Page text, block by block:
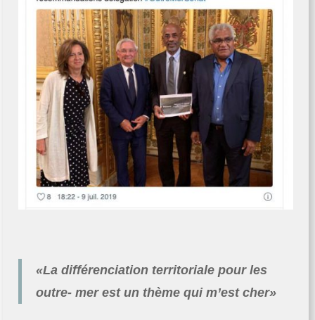
«La différenciation territoriale pour les
outre- mer est un thème qui m’est cher»